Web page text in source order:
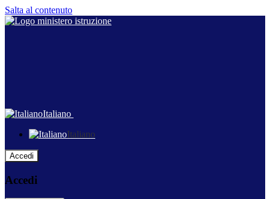
Salta al contenuto
Italiano
Italiano
Accedi
Accedi